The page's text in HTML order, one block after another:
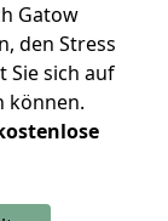
Gatow
den Stress
Sie sich auf
können.